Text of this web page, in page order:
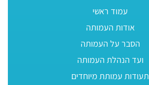
עמוד ראשי
אודות העמותה
הסבר על העמותה
ועד הנהלת העמותה
תעודות עמותת מיוחדים